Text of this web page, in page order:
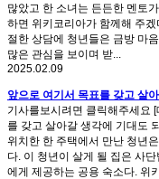
많았고 한 소녀는 든든한 멘토
하면 위키코리아가 함께해 주
절한 상담에 청년들은 금방 마
많은 관심을 보이며 받...
2025.02.09
앞으로 여기서 목표를 갖고 살
기사를보시려면 클릭해주세요
를 갖고 살아갈 생각에 기대도
위치한 한 주택에서 만난 청년
다. 이 청년이 살게 될 집은 사
에게 제공하는 공용 숙소다. 위